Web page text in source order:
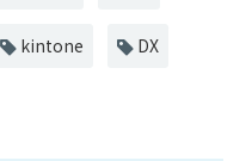
kintone DX